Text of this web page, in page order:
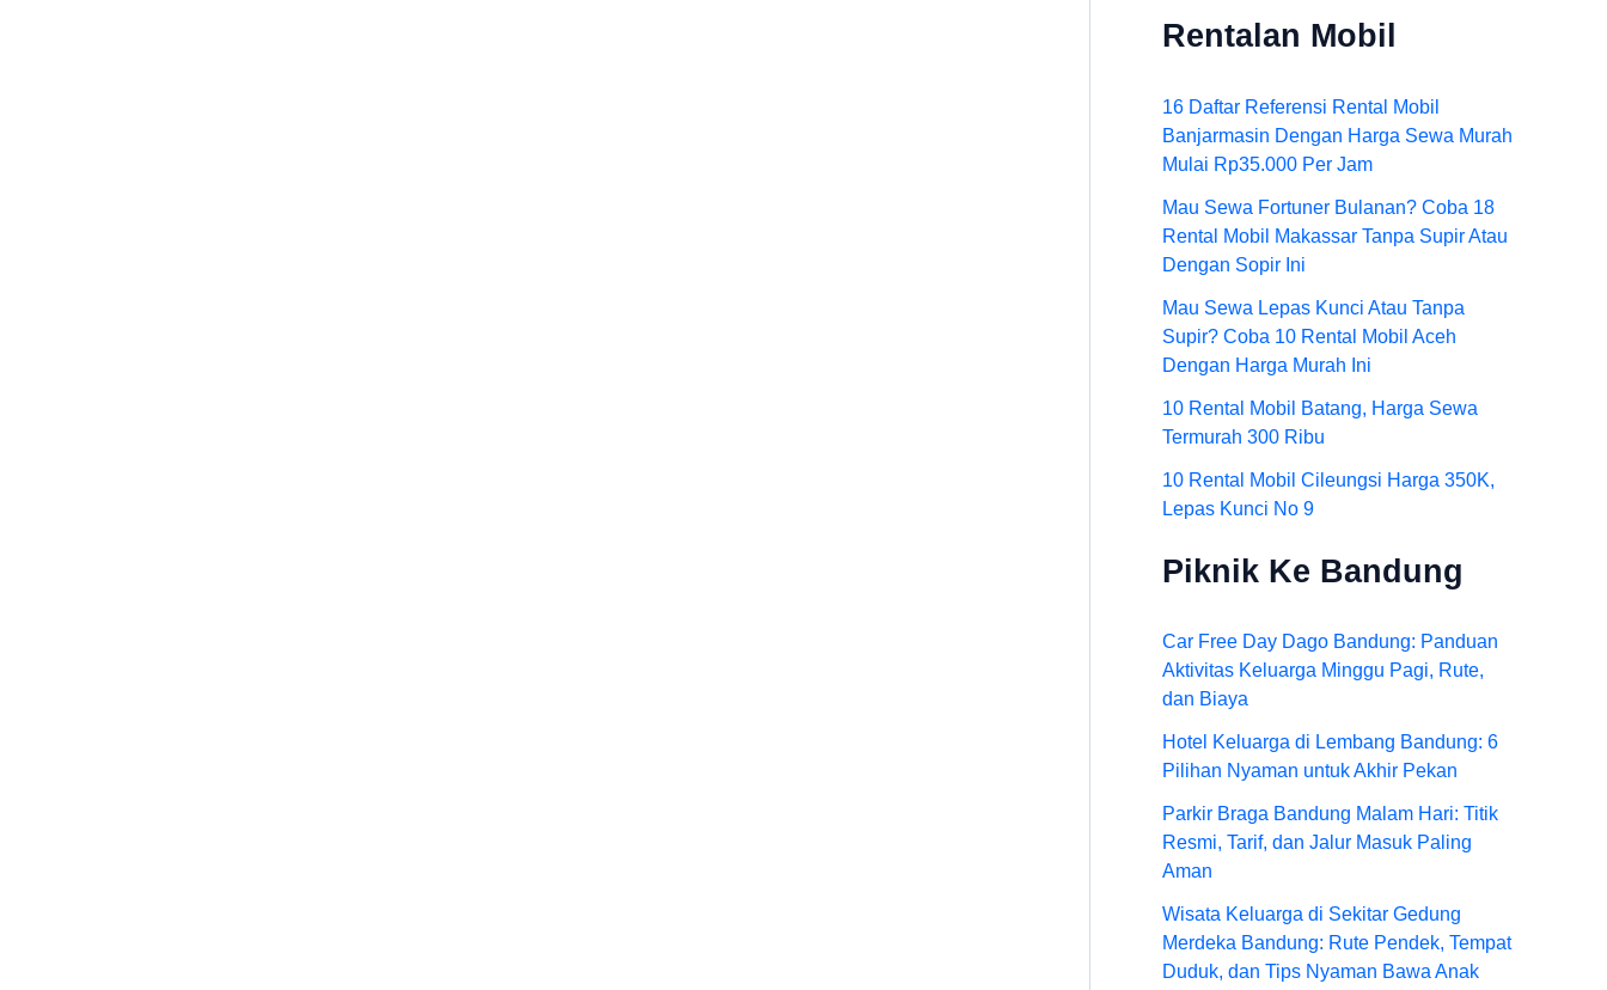
Rentalan Mobil
16 Daftar Referensi Rental Mobil
Banjarmasin Dengan Harga Sewa Murah
Mulai Rp35.000 Per Jam
Mau Sewa Fortuner Bulanan? Coba 18
Rental Mobil Makassar Tanpa Supir Atau
Dengan Sopir Ini
Mau Sewa Lepas Kunci Atau Tanpa
Supir? Coba 10 Rental Mobil Aceh
Dengan Harga Murah Ini
10 Rental Mobil Batang, Harga Sewa
Termurah 300 Ribu
10 Rental Mobil Cileungsi Harga 350K,
Lepas Kunci No 9
Piknik Ke Bandung
Car Free Day Dago Bandung: Panduan
Aktivitas Keluarga Minggu Pagi, Rute,
dan Biaya
Hotel Keluarga di Lembang Bandung: 6
Pilihan Nyaman untuk Akhir Pekan
Parkir Braga Bandung Malam Hari: Titik
Resmi, Tarif, dan Jalur Masuk Paling
Aman
Wisata Keluarga di Sekitar Gedung
Merdeka Bandung: Rute Pendek, Tempat
Duduk, dan Tips Nyaman Bawa Anak